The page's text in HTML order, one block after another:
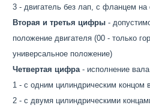
3 - двигатель без лап, с фланцем
Вторая и третья цифры-
положение двигателя (00 - только
универсальное положение)
Четвертая цифра- исполнение
1 - с одним цилиндрическим концом
2 - с двумя цилиндрическими